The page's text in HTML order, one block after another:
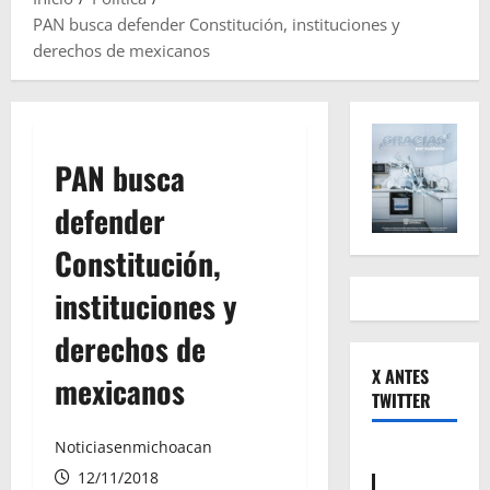
PAN busca defender Constitución, instituciones y
derechos de mexicanos
PAN busca
defender
Constitución,
instituciones y
derechos de
mexicanos
Noticiasenmichoacan
12/11/2018
X ANTES
TWITTER